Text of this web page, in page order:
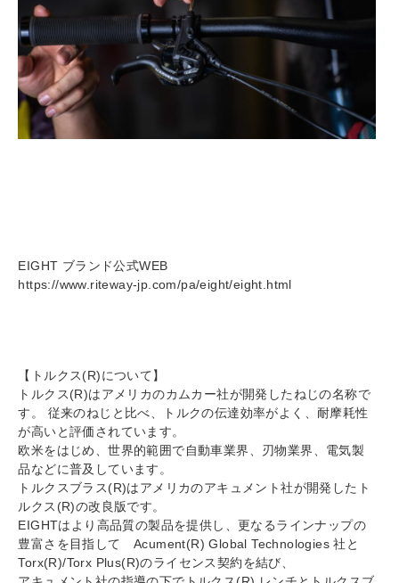
EIGHT ブランド公式WEB
https://www.riteway-jp.com/pa/eight/eight.html
【トルクス(R)について】
トルクス(R)はアメリカのカムカー社が開発したねじの名称で
す。 従来のねじと比べ、トルクの伝達効率がよく、耐摩耗性
が高いと評価されています。
欧米をはじめ、世界的範囲で自動車業界、刃物業界、電気製
品などに普及しています。
トルクスブラス(R)はアメリカのアキュメント社が開発したト
ルクス(R)の改良版です。
EIGHTはより高品質の製品を提供し、更なるラインナップの
豊富さを目指して Acument(R) Global Technologies 社と
Torx(R)/Torx Plus(R)のライセンス契約を結び、